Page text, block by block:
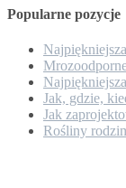
Popularne pozycje
Jak, gdzie,
Jak
Rośliny